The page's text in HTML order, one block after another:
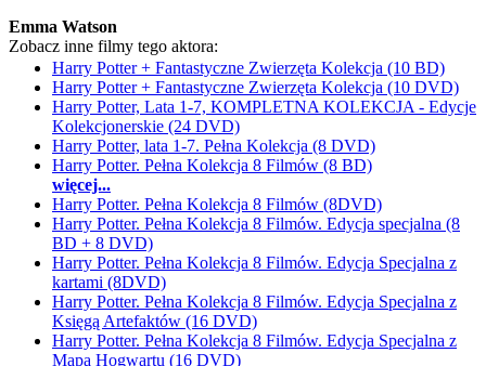
Emma Watson
Zobacz inne filmy tego aktora:
Harry Potter + Fantastyczne Zwierzęta Kolekcja (10 BD)
Harry Potter + Fantastyczne Zwierzęta Kolekcja (10 DVD)
Harry Potter, Lata 1-7, KOMPLETNA KOLEKCJA - Edycje
Kolekcjonerskie (24 DVD)
Harry Potter, lata 1-7. Pełna Kolekcja (8 DVD)
Harry Potter. Pełna Kolekcja 8 Filmów (8 BD)
więcej...
Harry Potter. Pełna Kolekcja 8 Filmów (8DVD)
Harry Potter. Pełna Kolekcja 8 Filmów. Edycja specjalna (8
BD + 8 DVD)
Harry Potter. Pełna Kolekcja 8 Filmów. Edycja Specjalna z
kartami (8DVD)
Harry Potter. Pełna Kolekcja 8 Filmów. Edycja Specjalna z
Księgą Artefaktów (16 DVD)
Harry Potter. Pełna Kolekcja 8 Filmów. Edycja Specjalna z
Mapą Hogwartu (16 DVD)